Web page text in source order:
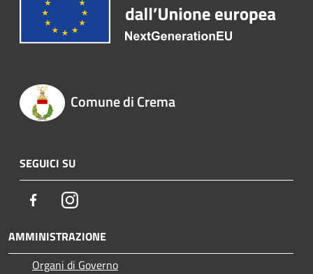
Comune di Crema
SEGUICI SU
FacebookInstagram
AMMINISTRAZIONE
Organi di Governo